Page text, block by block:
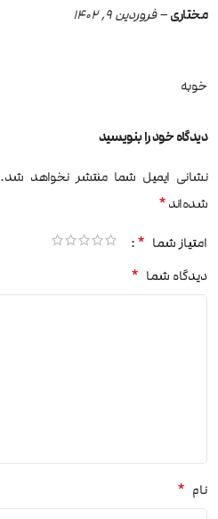
مختاری– فروردین 9, 1402
خوبه
دیدگاه خود را بنویسید
نشانی ایمیل شما منتشر نخواهد شد.
شده‌اند*
امتیاز شما *
دیدگاه شما *
نام *